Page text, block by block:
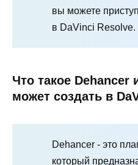
вы можете
в DaVinci Resolve.
Что такое Dehancer
может создать в
Dehancer - это
который